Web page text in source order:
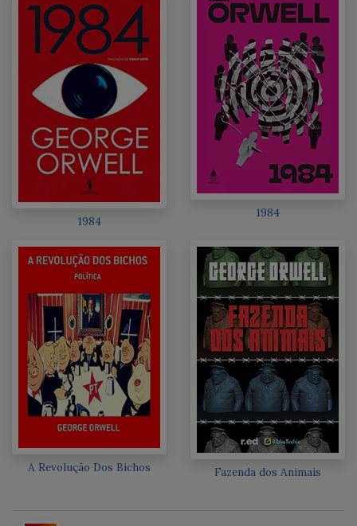
1984
1984
A Revolução Dos Bichos Fazenda dos Animais